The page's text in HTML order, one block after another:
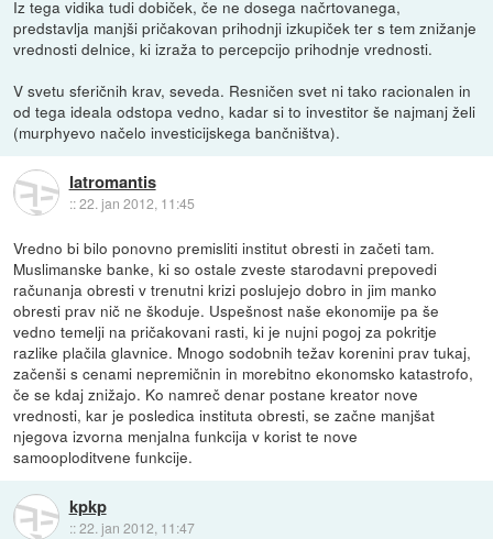
Iz tega vidika tudi dobiček, če ne dosega načrtovanega,
predstavlja manjši pričakovan prihodnji izkupiček ter s tem znižanje
vrednosti delnice, ki izraža to percepcijo prihodnje vrednosti.
V svetu sferičnih krav, seveda. Resničen svet ni tako racionalen in
od tega ideala odstopa vedno, kadar si to investitor še najmanj želi
(murphyevo načelo investicijskega bančništva).
Iatromantis
::22. jan 2012, 11:45
Vredno bi bilo ponovno premisliti institut obresti in začeti tam.
Muslimanske banke, ki so ostale zveste starodavni prepovedi
računanja obresti v trenutni krizi poslujejo dobro in jim manko
obresti prav nič ne škoduje. Uspešnost naše ekonomije pa še
vedno temelji na pričakovani rasti, ki je nujni pogoj za pokritje
razlike plačila glavnice. Mnogo sodobnih težav korenini prav tukaj,
začenši s cenami nepremičnin in morebitno ekonomsko katastrofo,
če se kdaj znižajo. Ko namreč denar postane kreator nove
vrednosti, kar je posledica instituta obresti, se začne manjšat
njegova izvorna menjalna funkcija v korist te nove
samooploditvene funkcije.
kpkp
::22. jan 2012, 11:47